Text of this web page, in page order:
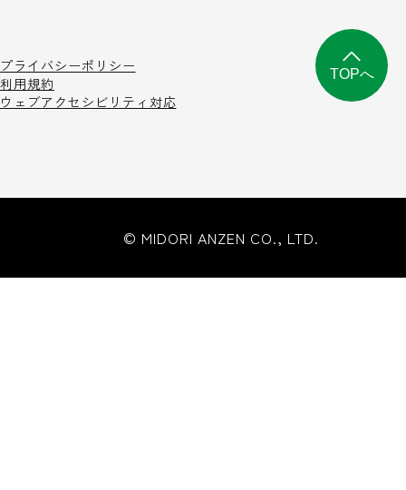
プライバシーポリシー
利用規約
ウェブアクセシビリティ対応
© MIDORI ANZEN CO., LTD.
TOPへ